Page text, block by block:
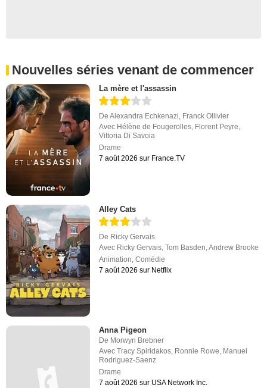
Nouvelles séries venant de commencer
La mère et l'assassin
DeAlexandra Echkenazi Franck Ollivier
Avec Hélène de Fougerolles Florent Peyre
Vittoria Di Savoia
Drame
7 août 2026 sur France.TV
Alley Cats
De Ricky Gervais
Avec Ricky Gervais,Tom Basden,Andrew Brooke
Animation,Comédie
7 août 2026 sur Netflix
Anna Pigeon
De Morwyn Brebner
AvecTracy Spiridakos, Ronnie Rowe, Manuel
Rodriguez-Saenz
Drame
7 août 2026 sur USA Network Inc.